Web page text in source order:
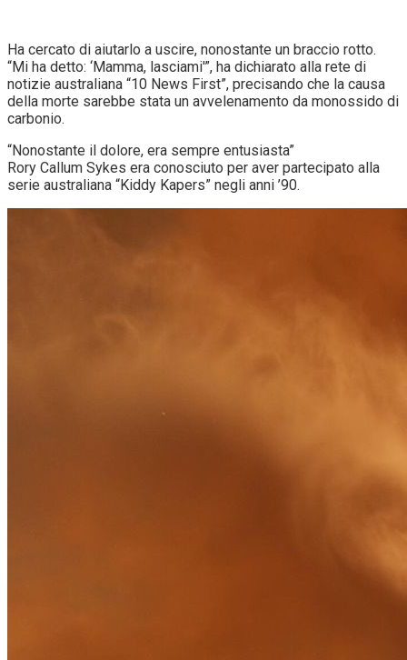
Ha cercato di aiutarlo a uscire, nonostante un braccio rotto.
“Mi ha detto: ‘Mamma, lasciami'”, ha dichiarato alla rete di
notizie australiana “10 News First”, precisando che la causa
della morte sarebbe stata un avvelenamento da monossido di
carbonio.
“Nonostante il dolore, era sempre entusiasta”
Rory Callum Sykes era conosciuto per aver partecipato alla
serie australiana “Kiddy Kapers” negli anni ’90.